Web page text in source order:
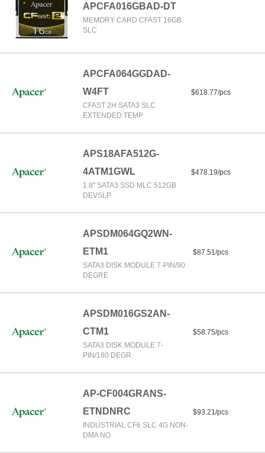
APCFA016GBAD-DT
MEMORY CARD CFAST 16GB
SLC
APCFA064GGDAD-
W4FT
CFAST 2H SATA3 SLC
EXTENDED TEMP
$618.77/pcs
APS18AFA512G-
4ATM1GWL
1.8" SATA3 SSD MLC 512GB
DEVSLP
$478.19/pcs
APSDM064GQ2WN-
ETM1
SATA3 DISK MODULE 7-PIN/90
DEGRE
$87.51/pcs
APSDM016GS2AN-
CTM1
SATA3 DISK MODULE 7-
PIN/180 DEGR
$58.75/pcs
AP-CF004GRANS-
ETNDNRC
INDUSTRIAL CF6 SLC 4G NON-
DMA NO
$93.21/pcs